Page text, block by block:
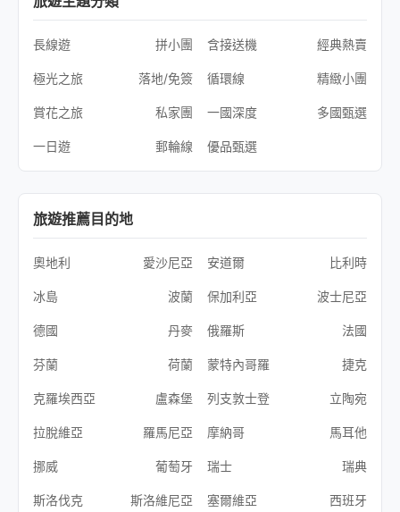
長線遊 拼小團 含接送機 經典熱賣
極光之旅 落地/免簽 循環線 精緻小團
賞花之旅 私家團 一國深度 多國甄選
一日遊 郵輪線 優品甄選
旅遊推薦目的地
奧地利 愛沙尼亞 安道爾 比利時
冰島 波蘭 保加利亞 波士尼亞
德國 丹麥 俄羅斯 法國
芬蘭 荷蘭 蒙特內哥羅 捷克
克羅埃西亞 盧森堡 列支敦士登 立陶宛
拉脫維亞 羅馬尼亞 摩納哥 馬耳他
挪威 葡萄牙 瑞士 瑞典
斯洛伐克 斯洛維尼亞 塞爾維亞 西班牙